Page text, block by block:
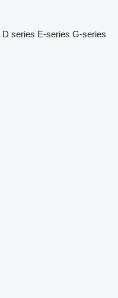
D series E-series G-series